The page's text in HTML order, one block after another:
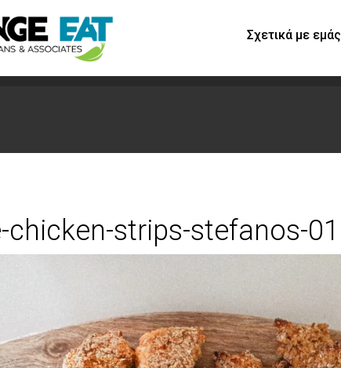
Σχετικά με εμάς
chicken-strips-stefanos-01